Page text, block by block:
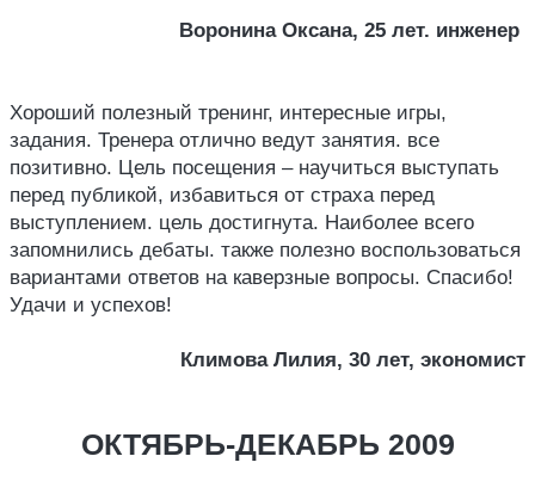
Воронина Оксана, 25 лет. инженер
Хороший полезный тренинг, интересные игры,
задания. Тренера отлично ведут занятия. все
позитивно. Цель посещения – научиться выступать
перед публикой, избавиться от страха перед
выступлением. цель достигнута. Наиболее всего
запомнились дебаты. также полезно воспользоваться
вариантами ответов на каверзные вопросы. Спасибо!
Удачи и успехов!
Климова Лилия, 30 лет, экономист
ОКТЯБРЬ-ДЕКАБРЬ 2009